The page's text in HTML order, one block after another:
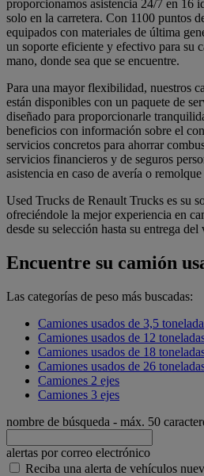
proporcionamos asistencia 24/7 en 16
solo en la carretera. Con 1100 puntos
equipados con materiales de última
un soporte eficiente y efectivo para su
mano, donde sea que se encuentre.
Para una mayor flexibilidad, nuestros
están disponibles con un paquete de
diseñado para proporcionarle
beneficios con información sobre el
servicios concretos para ahorrar
servicios financieros y de seguros
asistencia en caso de avería o
Used Trucks de Renault Trucks es su
ofreciéndole la mejor experiencia en
desde su selección hasta su entrega del
Encuentre su camión
Las categorías de peso más buscadas:
Camiones usados de 3,5
Camiones usados de 12
Camiones usados de 18
Camiones usados de 26
Camiones 2 ejes
Camiones 3 ejes
nombre de búsqueda - máx. 50
alertas por correo electrónico
Reciba una alerta de vehículos